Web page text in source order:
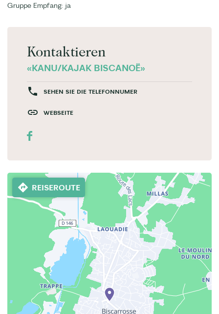
Gruppe Empfang: ja
Kontaktieren
«KANU/KAJAK BISCANOË»
SEHEN SIE DIE TELEFONNUMER
WEBSEITE
REISEROUTE